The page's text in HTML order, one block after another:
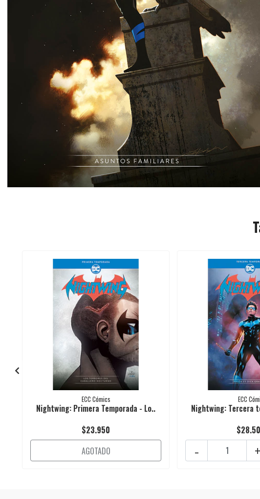
ECC Cómics
Nightwing: Primera Temporada - Lo..
$23.950
AGOTADO
ECC
Nightwing: Tercera
+
-